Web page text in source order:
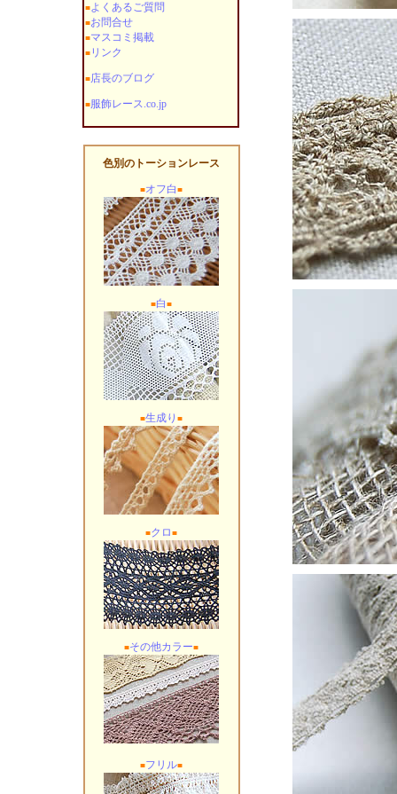
■よくあるご質問
■お問合せ
■マスコミ掲載
■リンク
■店長のブログ
■服飾レース.co.jp
色別のトーションレース
■オフ白■
■白■
■生成り ■
■クロ■
■その他カラー■
■フリル■